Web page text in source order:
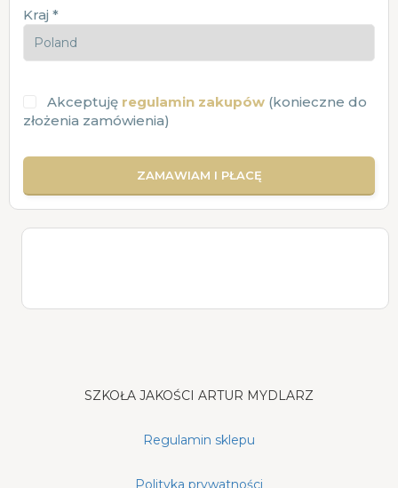
Kraj *
Akceptuję regulamin zakupów (konieczne do
złożenia zamówienia)
SZKOŁA JAKOŚCI ARTUR MYDLARZ
Regulamin sklepu
Polityka prywatności